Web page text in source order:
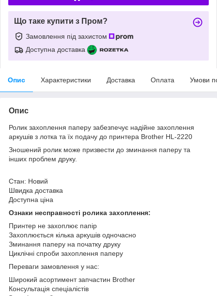
Що таке купити з Пром?
Замовлення під захистом
Доступна доставка
Опис Характеристики Доставка Оплата Умови
Опис
Ролик захоплення паперу забезпечує надійне захоплення
аркушів з лотка та їх подачу до принтера Brother HL-2220
Зношений ролик може призвести до зминання паперу та
інших проблем друку.
Стан: Новий
Швидка доставка
Доступна ціна
Ознаки несправності ролика захоплення:
Принтер не захоплює папір
Захоплюється кілька аркушів одночасно
Зминання паперу на початку друку
Циклічні спроби захоплення паперу
Переваги замовлення у нас:
Широкий асортимент запчастин Brother
Консультація спеціалістів